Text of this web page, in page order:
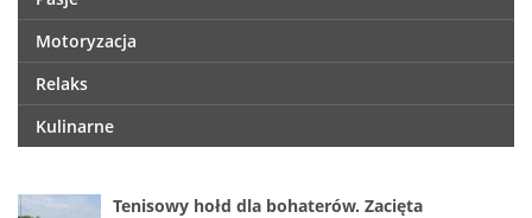
Motoryzacja
Relaks
Kulinarne
Tenisowy hołd dla bohaterów. Zacięta